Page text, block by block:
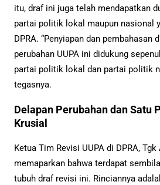
itu, draf ini juga telah mendapatkan
partai politik lokal maupun nasional
DPRA. “Penyiapan dan pembahasan
perubahan UUPA ini didukung
partai politik lokal dan partai politik
tegasnya.
Delapan Perubahan dan Satu
Krusial
Ketua Tim Revisi UUPA di DPRA,
memaparkan bahwa terdapat
tubuh draf revisi ini. Rinciannya